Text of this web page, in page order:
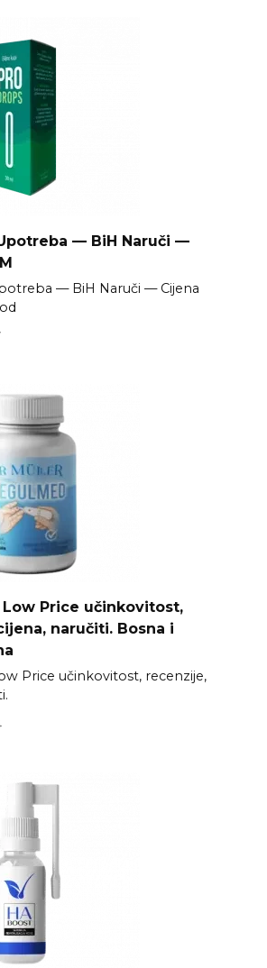
— BiH Naruči —
— BiH Naruči — Cijena
Price učinkovitost,
naručiti. Bosna i
Price učinkovitost, recenzije,